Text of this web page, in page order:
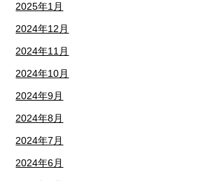
2025年1月
2024年12月
2024年11月
2024年10月
2024年9月
2024年8月
2024年7月
2024年6月